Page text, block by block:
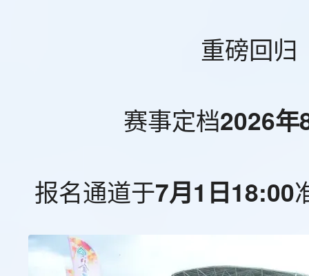
重磅回归
赛事定档2026年
报名通道于7月1日18:00